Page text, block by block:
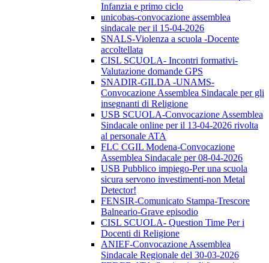
Infanzia e primo ciclo
unicobas-convocazione assemblea
sindacale per il 15-04-2026
SNALS-Violenza a scuola -Docente
accoltellata
CISL SCUOLA- Incontri formativi-
Valutazione domande GPS
SNADIR-GILDA -UNAMS-
Convocazione Assemblea Sindacale per gli
insegnanti di Religione
USB SCUOLA-Convocazione Assemblea
Sindacale online per il 13-04-2026 rivolta
al personale ATA
FLC CGIL Modena-Convocazione
Assemblea Sindacale per 08-04-2026
USB Pubblico impiego-Per una scuola
sicura servono investimenti-non Metal
Detector!
FENSIR-Comunicato Stampa-Trescore
Balneario-Grave episodio
CISL SCUOLA- Question Time Per i
Docenti di Religione
ANIEF-Convocazione Assemblea
Sindacale Regionale del 30-03-2026